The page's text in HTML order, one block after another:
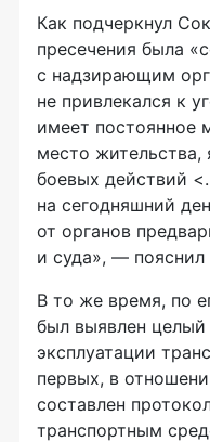
Как подчеркнул
пресечения была
с надзирающим
не привлекался к
имеет постоянное
место жительства,
боевых действий
на сегодняшний
от органов
и суда», —
В то же время, по
был выявлен целый
эксплуатации
первых, в
составлен
транспортным